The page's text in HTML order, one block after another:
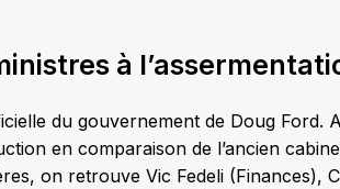
à
du gouvernement de Doug Ford.
en comparaison de l’ancien
on retrouve Vic Fedeli (Finances),